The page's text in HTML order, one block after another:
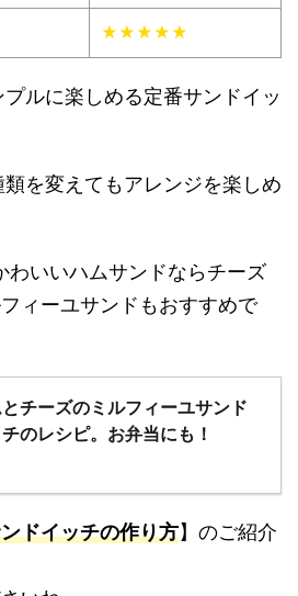
★★★★★
ルに楽しめる定番サンドイッ
を変えてもアレンジを楽しめ
わいいハムサンドならチーズ
ィーユサンドもおすすめで
チーズのミルフィーユサンド
のレシピ。お弁当にも！
ドイッチの作り方】のご紹介